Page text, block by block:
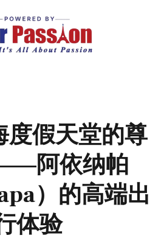
度假天堂的尊
阿依纳帕
）的高端出
体验